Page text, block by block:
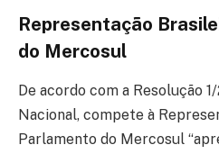
Representação
do Mercosul
De acordo com a Resolução
Nacional, compete à
Parlamento do Mercosul